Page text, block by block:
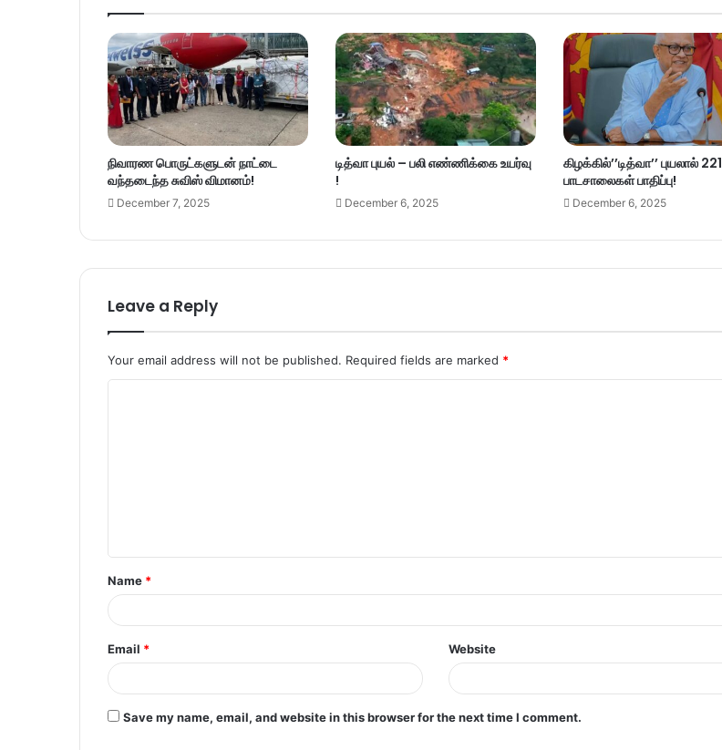
நிவாரண பொருட்களுடன் நாட்டை
வந்தடைந்த சுவிஸ் விமானம்!
December 7, 2025
டித்வா புயல் – பலி எண்ணிக்கை உயர்வு
!
December 6, 2025
கிழக்கில்’’டித்வா’’ புயலால் 221
பாடசாலைகள் பாதிப்பு!
December 6, 2025
Leave a Reply
Your email address will not be published. Required fields are marked *
t
*
Name *
Email * Website
Save my name, email, and website in this browser for the next time I comment.